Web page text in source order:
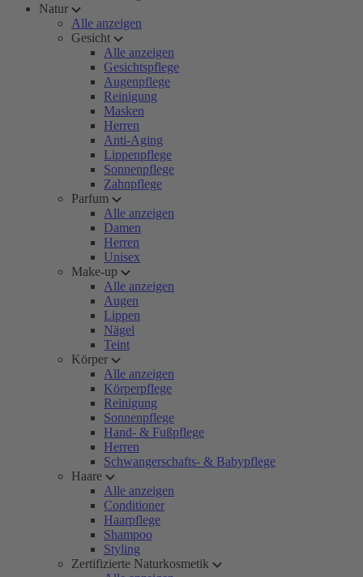
Natur
Alle anzeigen
Gesicht
Alle anzeigen
Gesichtspflege
Augenpflege
Reinigung
Masken
Herren
Anti-Aging
Lippenpflege
Sonnenpflege
Zahnpflege
Parfum
Alle anzeigen
Damen
Herren
Unisex
Make-up
Alle anzeigen
Augen
Lippen
Nägel
Teint
Körper
Alle anzeigen
Körperpflege
Reinigung
Sonnenpflege
Hand- & Fußpflege
Herren
Schwangerschafts- & Babypflege
Haare
Alle anzeigen
Conditioner
Haarpflege
Shampoo
Styling
Zertifizierte Naturkosmetik